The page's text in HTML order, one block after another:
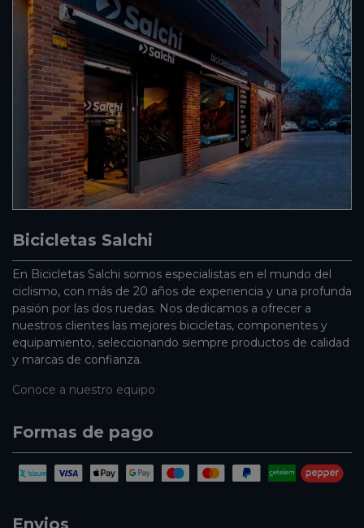
Bicicletas Salchi
En Bicicletas Salchi somos especialistas en el mundo del
ciclismo, con más de 20 años de experiencia y una profunda
pasión por las dos ruedas. Nos dedicamos a ofrecer a
nuestros clientes las mejores bicicletas, componentes y
equipamiento, seleccionando siempre productos de calidad
y marcas de confianza.
Conoce a nuestro equipo
Formas de pago
Envios